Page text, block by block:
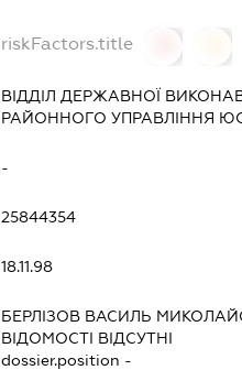
riskFactors.title
ВІДДІЛ ДЕРЖАВНОЇ
РАЙОННОГО УПРАВЛІННЯ
-
25844354
18.11.98
БЕРЛІЗОВ ВАСИЛЬ
ВІДОМОСТІ ВІДСУТНІ
dossier.position -